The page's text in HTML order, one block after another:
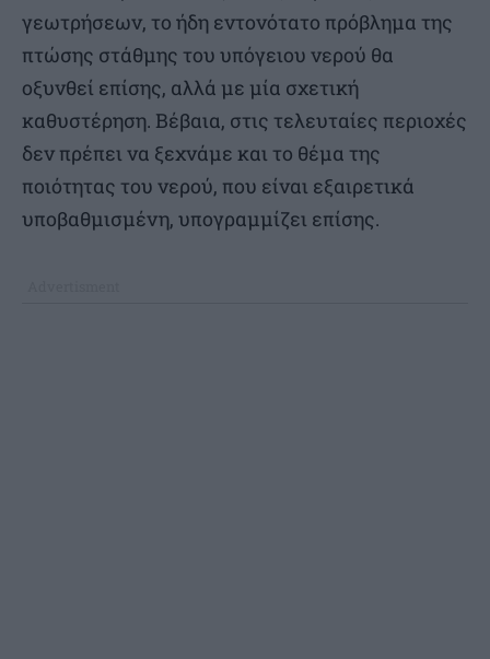
γεωτρήσεων, το ήδη εντονότατο πρόβλημα της
πτώσης στάθμης του υπόγειου νερού θα
οξυνθεί επίσης, αλλά με μία σχετική
καθυστέρηση. Βέβαια, στις τελευταίες περιοχές
δεν πρέπει να ξεχνάμε και το θέμα της
ποιότητας του νερού, που είναι εξαιρετικά
υποβαθμισμένη, υπογραμμίζει επίσης.